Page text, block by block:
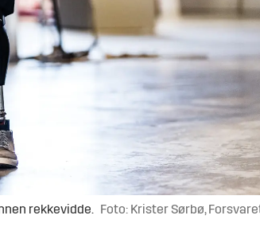
rekkevidde. Foto: Krister Sørbø,